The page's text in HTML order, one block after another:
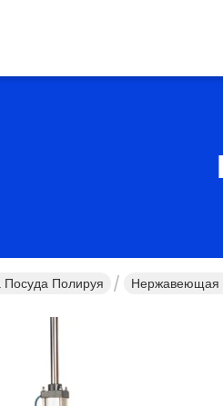
Полируя Нержавеющая